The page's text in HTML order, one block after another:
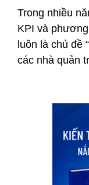
Trong nhiều
KPI và
luôn là chủ đề
các nhà quản